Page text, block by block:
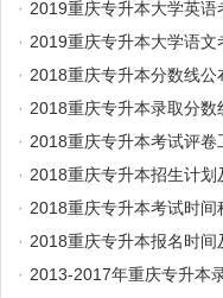
· 2019重庆专升本大学英语
· 2019重庆专升本大学语文
· 2018重庆专升本分数线公
· 2018重庆专升本录取分数
· 2018重庆专升本考试评卷
· 2018重庆专升本招生计
· 2018重庆专升本考试时间
· 2018重庆专升本报名时间
· 2013-2017年重庆专升本